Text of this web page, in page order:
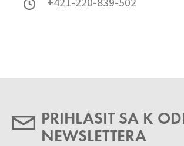
PRIHLÁSIŤ SA K
NEWSLETTERA